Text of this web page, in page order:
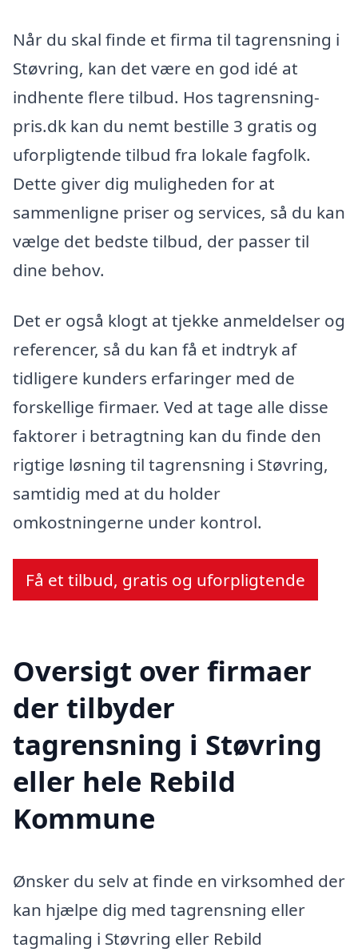
Når du skal finde et firma til tagrensning i
Støvring, kan det være en god idé at
indhente flere tilbud. Hos tagrensning-
pris.dk kan du nemt bestille 3 gratis og
uforpligtende tilbud fra lokale fagfolk.
Dette giver dig muligheden for at
sammenligne priser og services, så du kan
vælge det bedste tilbud, der passer til
dine behov.
Det er også klogt at tjekke anmeldelser og
referencer, så du kan få et indtryk af
tidligere kunders erfaringer med de
forskellige firmaer. Ved at tage alle disse
faktorer i betragtning kan du finde den
rigtige løsning til tagrensning i Støvring,
samtidig med at du holder
omkostningerne under kontrol.
Få et tilbud, gratis og uforpligtende
Oversigt over firmaer
der tilbyder
tagrensning i Støvring
eller hele Rebild
Kommune
Ønsker du selv at finde en virksomhed der
kan hjælpe dig med tagrensning eller
tagmaling i Støvring eller Rebild